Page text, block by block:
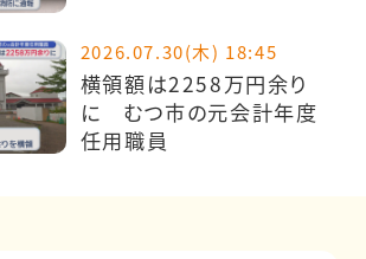
2026.07.30(木) 18:45
横領額は2258万円余り
に むつ市の元会計年度
任用職員